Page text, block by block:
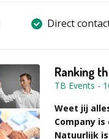
Direct
Ranking
TB Events -
Weet jij
Company
Natuurlijk